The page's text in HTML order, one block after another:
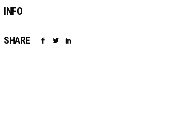
INFO
SHARE